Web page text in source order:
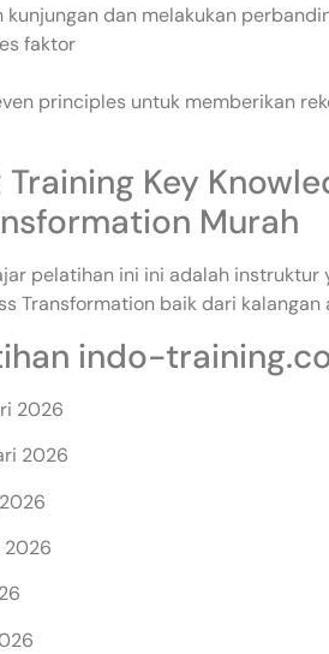
kunjungan dan melakukan
faktor
principles untuk memberikan
Training Key
Murah
pelatihan ini ini adalah instruktur
Transformation baik dari
indo-
2026
2026
2026